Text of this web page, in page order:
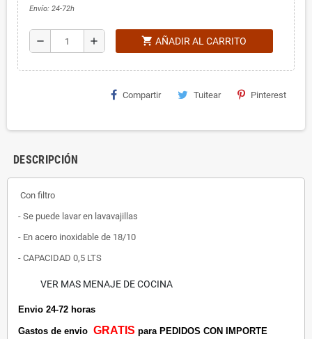
Envío: 24-72h
remove add shopping_cart AÑADIR AL CARRITO
Compartir Tuitear Pinterest
DESCRIPCIÓN
Con filtro
- Se puede lavar en lavavajillas
- En acero inoxidable de 18/10
- CAPACIDAD 0,5 LTS
VER MAS MENAJE DE COCINA
Envio 24-72 horas
Gastos de envio GRATIS para PEDIDOS CON IMPORTE